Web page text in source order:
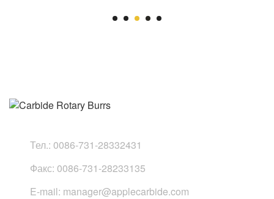
Тел.: 0086-731-28332431
Факс: 0086-731-28233135
E-mail: manager@applecarbide.com